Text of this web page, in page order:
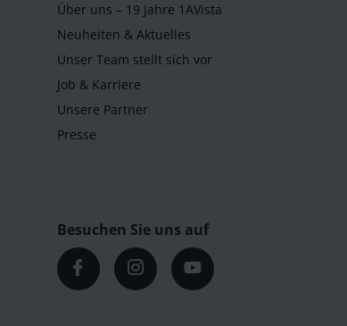
Über uns – 19 Jahre 1AVista
Neuheiten & Aktuelles
Unser Team stellt sich vor
Job & Karriere
Unsere Partner
Presse
Besuchen Sie uns auf